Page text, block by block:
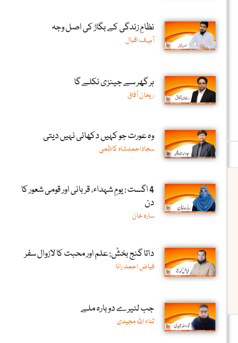
نظامِ زندگی کے بگاڑ کی اصل وجہ
آصف اقبال
ہر گھر سے جینزی نکلے گا
ریحان آفاق
وہ عورت جو کہیں دکھائی نہیں دیتی
سجاداحمدشاہ کاظمی
4 اگست : یومِ شہداء، قربانی اور قومی شعور کا
دن
سارہ خان
داتا گنج بخشؒ: علم اور محبت کا لازوال سفر
فیاض احمد رانا
جب لٹیرے دوبارہ ملے
ثناء اللّٰہ مجیدی